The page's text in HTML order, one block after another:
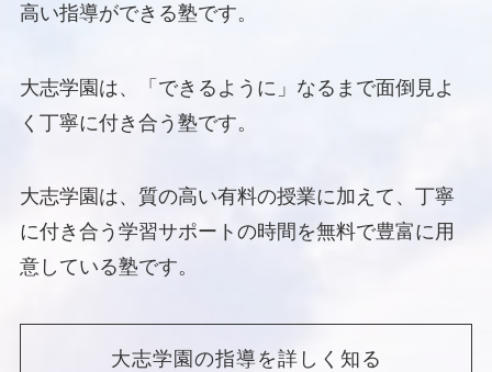
高い指導ができる塾です。
大志学園は、「できるように」なるまで面倒見よ
く丁寧に付き合う塾です。
大志学園は、質の高い有料の授業に加えて、丁寧
に付き合う学習サポートの時間を無料で豊富に用
意している塾です。
大志学園の指導を詳しく知る